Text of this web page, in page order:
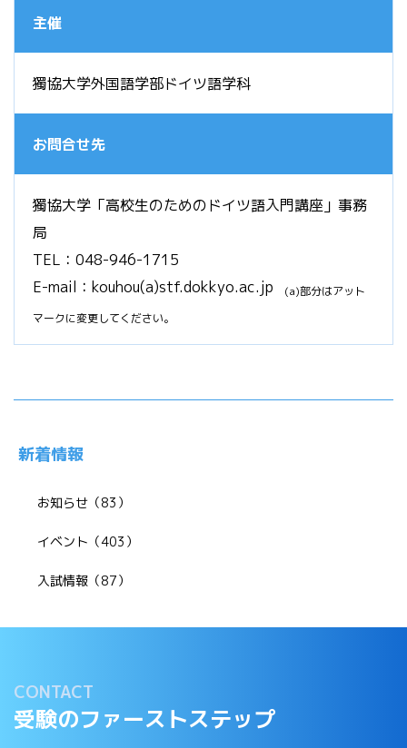
主催
獨協大学外国語学部ドイツ語学科
お問合せ先
獨協大学「高校生のためのドイツ語入門講座」事務
局
TEL：048-946-1715
E-mail：kouhou(a)stf.dokkyo.ac.jp (a)部分はアット
マークに変更してください。
新着情報
お知らせ（83）
イベント（403）
入試情報（87）
CONTACT
受験のファーストステップ